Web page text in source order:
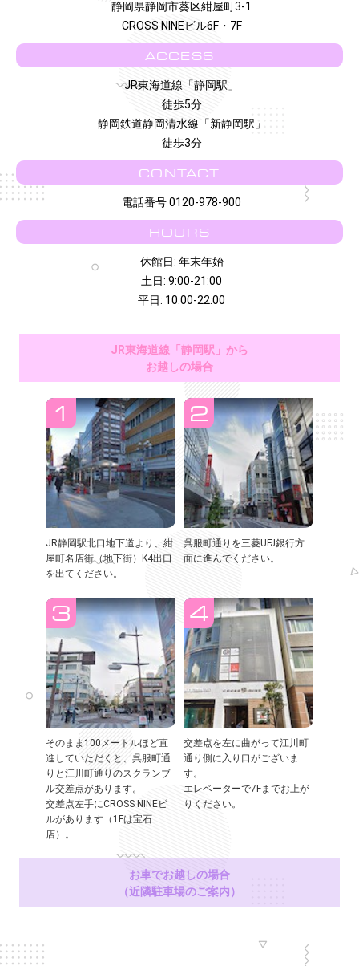
静岡県静岡市葵区紺屋町3-1
CROSS NINEビル6F・7F
ACCESS
JR東海道線「静岡駅」
徒歩5分
静岡鉄道静岡清水線「新静岡駅」
徒歩3分
CONTACT
電話番号 0120-978-900
HOURS
休館日: 年末年始
土日: 9:00-21:00
平日: 10:00-22:00
JR東海道線「静岡駅」から
お越しの場合
JR静岡駅北口地下道より、紺
屋町名店街（地下街）K4出口
を出てください。
呉服町通りを三菱UFJ銀行方
面に進んでください。
そのまま100メートルほど直
進していただくと、呉服町通
りと江川町通りのスクランブ
ル交差点があります。
交差点左手にCROSS NINEビ
ルがあります（1Fは宝石
店）。
交差点を左に曲がって江川町
通り側に入り口がございま
す。
エレベーターで7Fまでお上が
りください。
お車でお越しの場合
（近隣駐車場のご案内）